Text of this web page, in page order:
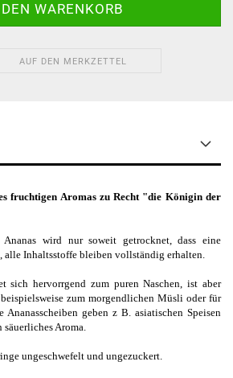
AUF DEN MERKZETTEL
fruchtigen Aromas zu Recht "die Königin der
Ananas wird nur soweit getrocknet, dass eine
alle Inhaltsstoffe bleiben vollständig erhalten.
sich hervorrgend zum puren Naschen, ist aber
zum morgendlichen Müsli oder für
Ananasscheiben geben z B. asiatischen Speisen
Aroma.
ungeschwefelt und ungezuckert.